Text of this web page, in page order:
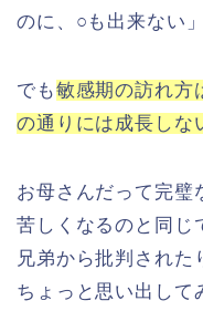
のに、○も出来ない
でも敏感期の訪れ方
の通りには成長しな
お母さんだって完璧
苦しくなるのと同じ
兄弟から批判された
ちょっと思い出して